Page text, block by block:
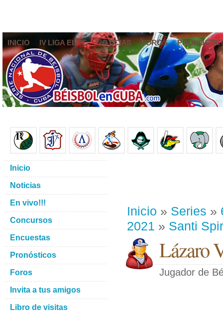
INICIO IV LIGA ELITE NOTICIAS FOROS
Inicio » Series »
2021 » Santi
Lázaro
Jugador de
Inicio
Noticias
En vivo!!!
Concursos
Encuestas
Pronósticos
Foros
Invita a tus amigos
Libro de visitas